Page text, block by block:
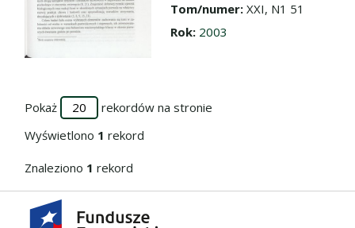
Tom/numer: XXI, N1 51
Rok: 2003
Pokaż
rekordów na stronie
Wyświetlono 1 rekord
Znaleziono 1 rekord